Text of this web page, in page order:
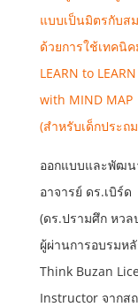
แบบเป็นมิตรกับส
ด้วยการใช้เทคนิ
LEARN to LEARN
with MIND MAP
(สำหรับเด็กประถ
ออกแบบและพัฒน
อาจารย์ ดร.เบิร์ด
(ดร.ปรามศึก หวล
ผู้ผ่านการอบรมห
Think Buzan
Instructor จากส